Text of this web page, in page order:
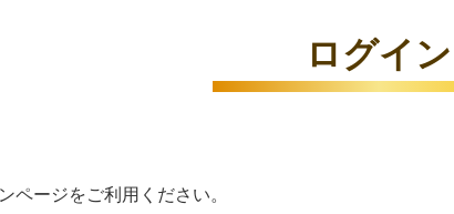
ログイン
ページをご利用ください。